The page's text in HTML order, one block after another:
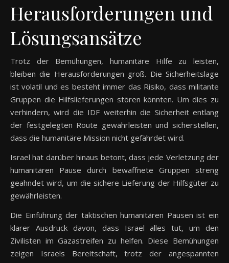
Herausforderungen und
Lösungsansätze
Trotz der Bemühungen, humanitäre Hilfe zu leisten,
bleiben die Herausforderungen groß. Die Sicherheitslage
ist volatil und es besteht immer das Risiko, dass militante
Gruppen die Hilfslieferungen stören könnten. Um dies zu
verhindern, wird die IDF weiterhin die Sicherheit entlang
der festgelegten Route gewährleisten und sicherstellen,
dass die humanitäre Mission nicht gefährdet wird.
Israel hat darüber hinaus betont, dass jede Verletzung der
humanitären Pause durch bewaffnete Gruppen streng
geahndet wird, um die sichere Lieferung der Hilfsgüter zu
gewährleisten.
Die Einführung der taktischen humanitären Pausen ist ein
klarer Ausdruck davon, dass Israel alles tut, um den
Zivilisten im Gazastreifen zu helfen. Diese Bemühungen
zeigen Israels Bereitschaft, trotz der angespannten